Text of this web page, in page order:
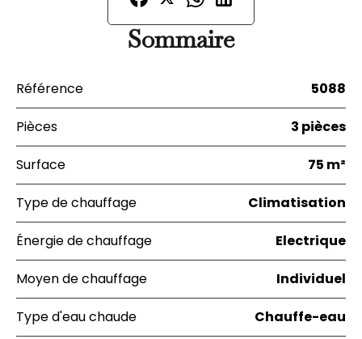
Sommaire
Référence 5088
Pièces 3 pièces
Surface 75 m²
Type de chauffage Climatisation
Énergie de chauffage Electrique
Moyen de chauffage Individuel
Type d'eau chaude Chauffe-eau